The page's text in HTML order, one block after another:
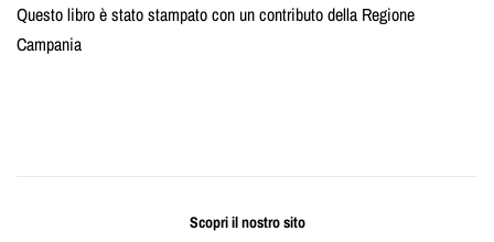
Questo libro è stato stampato con un contributo della Regione
Campania
Scopri il nostro sito